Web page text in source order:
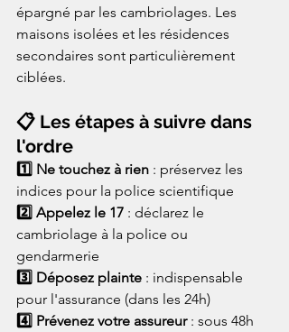
épargné par les cambriolages. Les
maisons isolées et les résidences
secondaires sont particulièrement
ciblées.
📋 Les étapes à suivre dans
l'ordre
1️⃣ Ne touchez à rien : préservez les
indices pour la police scientifique
2️⃣ Appelez le 17 : déclarez le
cambriolage à la police ou
gendarmerie
3️⃣ Déposez plainte : indispensable
pour l'assurance (dans les 24h)
4️⃣ Prévenez votre assureur : sous 48h